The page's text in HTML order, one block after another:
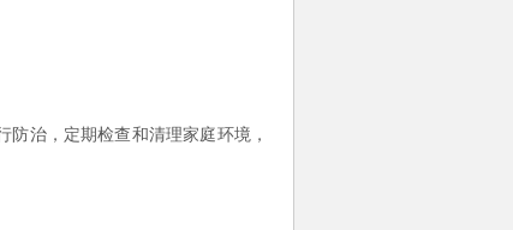
治，定期检查和清理家庭环境，